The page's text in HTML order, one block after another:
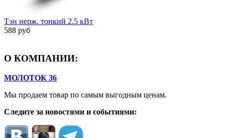
Тэн нерж. тонкий 2.5 кВт
588 руб
О КОМПАНИИ:
МОЛОТОК 36
Мы продаем товар по самым выгодным ценам.
Следите за новостями и событиями: